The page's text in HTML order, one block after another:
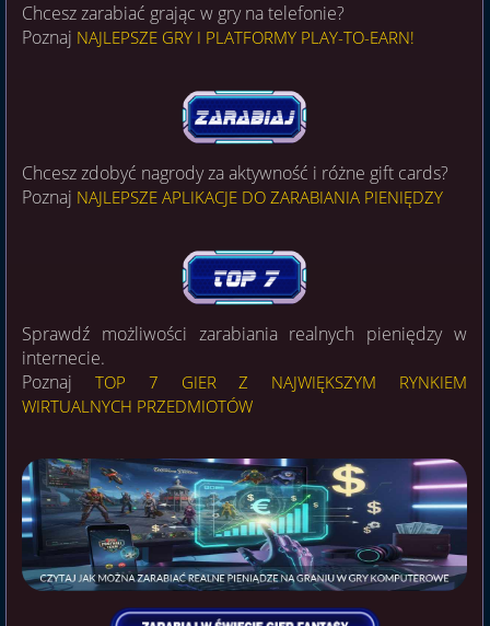
Chcesz zarabiać grając w gry na telefonie?
Poznaj NAJLEPSZE GRY I PLATFORMY PLAY-TO-EARN!
Chcesz zdobyć nagrody za aktywność i różne gift cards?
Poznaj NAJLEPSZE APLIKACJE DO ZARABIANIA PIENIĘDZY
Sprawdź możliwości zarabiania realnych pieniędzy w
internecie.
Poznaj TOP 7 GIER Z NAJWIĘKSZYM RYNKIEM
WIRTUALNYCH PRZEDMIOTÓW